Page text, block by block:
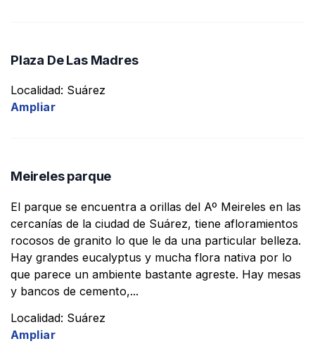
Plaza De Las Madres
Localidad: Suárez
Ampliar
Meireles parque
El parque se encuentra a orillas del Aº Meireles en las
cercanías de la ciudad de Suárez, tiene afloramientos
rocosos de granito lo que le da una particular belleza.
Hay grandes eucalyptus y mucha flora nativa por lo
que parece un ambiente bastante agreste. Hay mesas
y bancos de cemento,...
Localidad: Suárez
Ampliar